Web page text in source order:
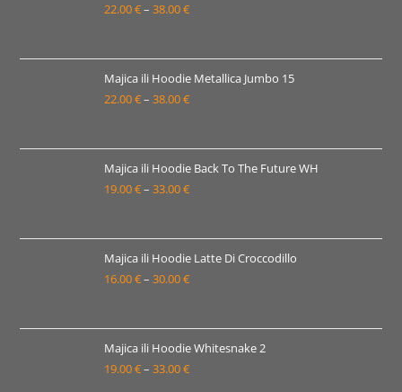
do
22.00€– 38.00€Raspon
od
22.00 €
do
Majica ili Hoodie Metallica Jumbo 15
22.00€– 38.00€Raspon
od
22.00 €
do
Majica ili Hoodie Back To The Future WH
19.00€– 33.00€Raspon
od
19.00 €
do
Majica ili Hoodie Latte Di Croccodillo
16.00€– 30.00€Raspon
od
16.00 €
do
Majica ili Hoodie Whitesnake 2
19.00€– 33.00€Raspon